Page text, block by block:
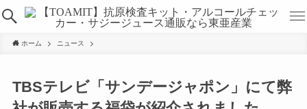
ホーム ニュース
TBSテレビ「サンデージャポン」にて弊